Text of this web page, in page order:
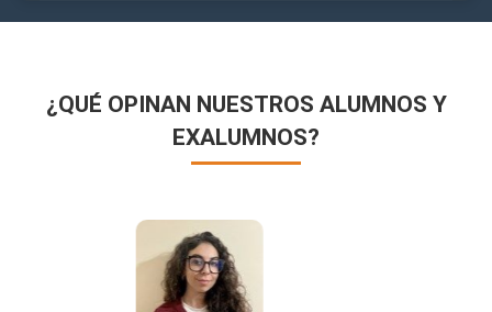
¿QUÉ OPINAN NUESTROS ALUMNOS Y
EXALUMNOS?